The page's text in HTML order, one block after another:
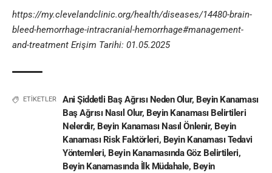
https://my.clevelandclinic.org/health/diseases/14480-brain-
bleed-hemorrhage-intracranial-hemorrhage#management-
and-treatment Erişim Tarihi: 01.05.2025
ETİKETLER Ani Şiddetli Baş Ağrısı Neden Olur, Beyin Kanaması
Baş Ağrısı Nasıl Olur, Beyin Kanaması Belirtileri
Nelerdir, Beyin Kanaması Nasıl Önlenir, Beyin
Kanaması Risk Faktörleri, Beyin Kanaması Tedavi
Yöntemleri, Beyin Kanamasında Göz Belirtileri,
Beyin Kanamasında İlk Müdahale, Beyin